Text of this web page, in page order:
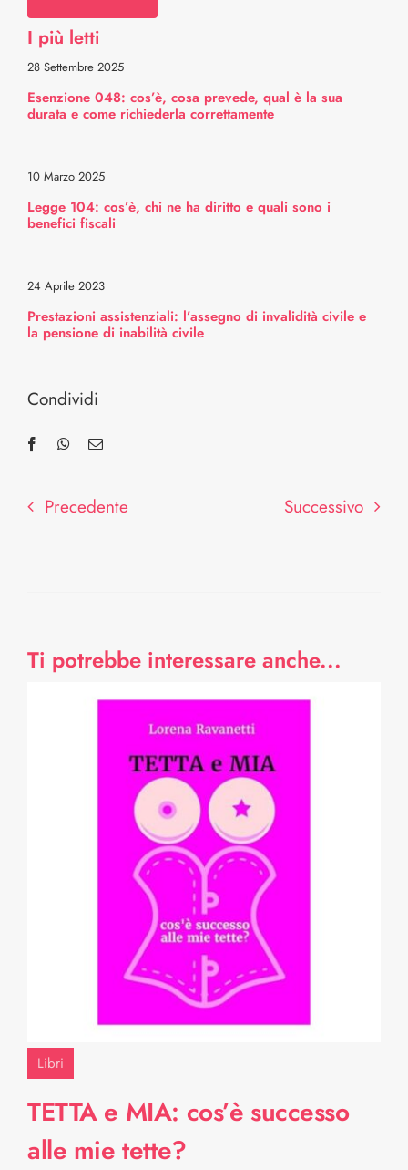
Comitato Scientifico
Professionisti
La mia parentesi tumore
Selezionati per te
Trasparenza
Sostenitori
I più letti
28 Settembre 2025
Esenzione 048: cos’è, cosa prevede, qual è la sua
durata e come richiederla correttamente
10 Marzo 2025
Legge 104: cos’è, chi ne ha diritto e quali sono i
benefici fiscali
24 Aprile 2023
Prestazioni assistenziali: l’assegno di invalidità civile e
la pensione di inabilità civile
Condividi
Precedente Successivo
Ti potrebbe interessare anche...
Libri
TETTA e MIA: cos’è successo
alle mie tette?